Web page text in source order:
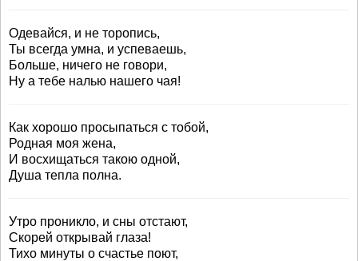
Одевайся, и не торопись,
Ты всегда умна, и успеваешь,
Больше, ничего не говори,
Ну а тебе налью нашего чая!
Как хорошо просыпаться с тобой,
Родная моя жена,
И восхищаться такою одной,
Душа тепла полна.
Утро проникло, и сны отстают,
Скорей открывай глаза!
Тихо минуты о счастье поют,